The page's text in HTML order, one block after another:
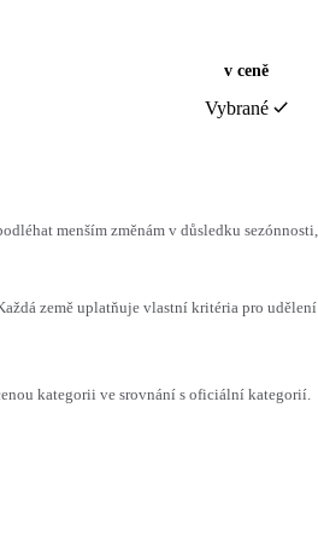
v ceně
Vybrané
menším změnám v důsledku sezónnosti,
země uplatňuje vlastní kritéria pro udělení
kategorii ve srovnání s oficiální kategorií.